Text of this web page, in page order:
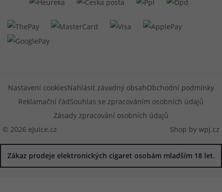
© 2026 eJuice.cz
Nastavení cookiesNahlásit závadný obsahObchodní podmínky
Reklamační řádSouhlas se zpracováním osobních údajů
Zásady zpracování osobních údajů
Shop by wpj.cz
Zákaz prodeje elektronických cigaret osobám mladším 18 let.